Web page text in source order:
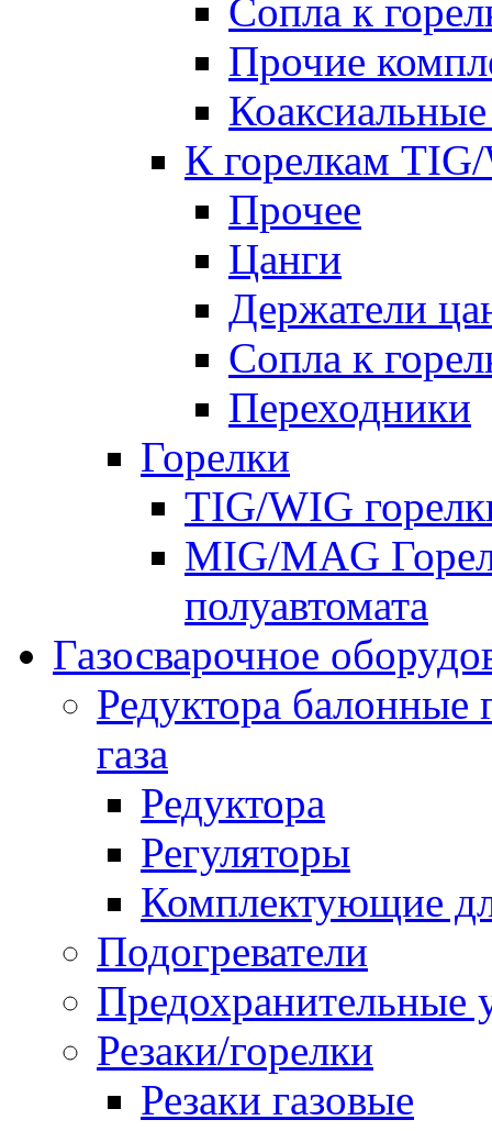
Сопла к
Прочие
К горелкам
Прочее
Цанги
Держатели
Сопла к
Переходники
Горелки
TIG/WIG
MIG/MAG
полуавтомата
Газосварочное
Редуктора балонные
газа
Редуктора
Регуляторы
Комплектующие
Подогреватели
Предохранительные
Резаки/горелки
Резаки газовые